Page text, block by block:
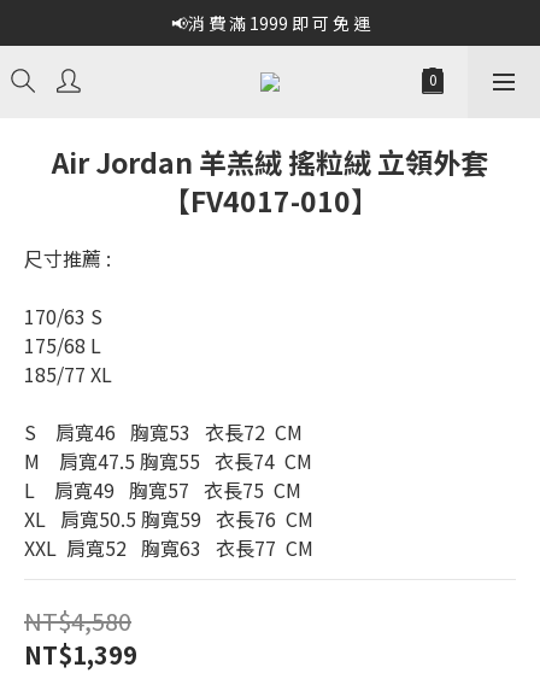
📢消 費 滿 1999 即 可 免 運
Air Jordan 羊羔絨 搖粒絨 立領外套
【FV4017-010】
尺寸推薦 :
170/63 S
175/68 L
185/77 XL
S    肩寬46   胸寬53   衣長72  CM
M    肩寬47.5 胸寬55   衣長74  CM
L    肩寬49   胸寬57   衣長75  CM
XL   肩寬50.5 胸寬59   衣長76  CM
XXL  肩寬52   胸寬63   衣長77  CM
NT$4,580
NT$1,399